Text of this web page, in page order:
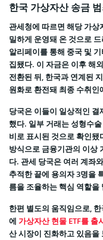
한국 가상자산 송금
관세청에 따르면 해당 가상
밀하게 운영돼 온 것으로
알리페이를 통해 중국 및
집됐다. 이 자금은 이후 해
전환된 뒤, 한국과 연계된
원화로 환전돼 최종 수취인
당국은 이들이 일상적인
했다. 일부 거래는 성형수
비로 표시된 것으로 확인
방식으로 금융기관의 이상
다. 관세 당국은 여러 계좌
추적한 끝에 용의자 3명을
름을 조율하는 핵심 역할을
한편 별도의 움직임으로,
에 가상자산 현물 ETF를 출
산 시장이 진화하고 있음을